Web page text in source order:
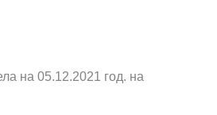
на 05.12.2021 год. на